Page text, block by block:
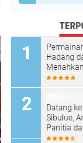
Hadang
di Sibulue
Datang
Sibulue,
Panitia
Kecamatan